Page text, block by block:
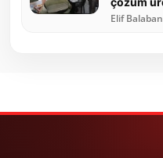
Elif Balaban